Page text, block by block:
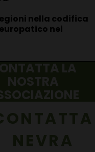
nella codifica
nei
LA
NOSTRA
NEVRA